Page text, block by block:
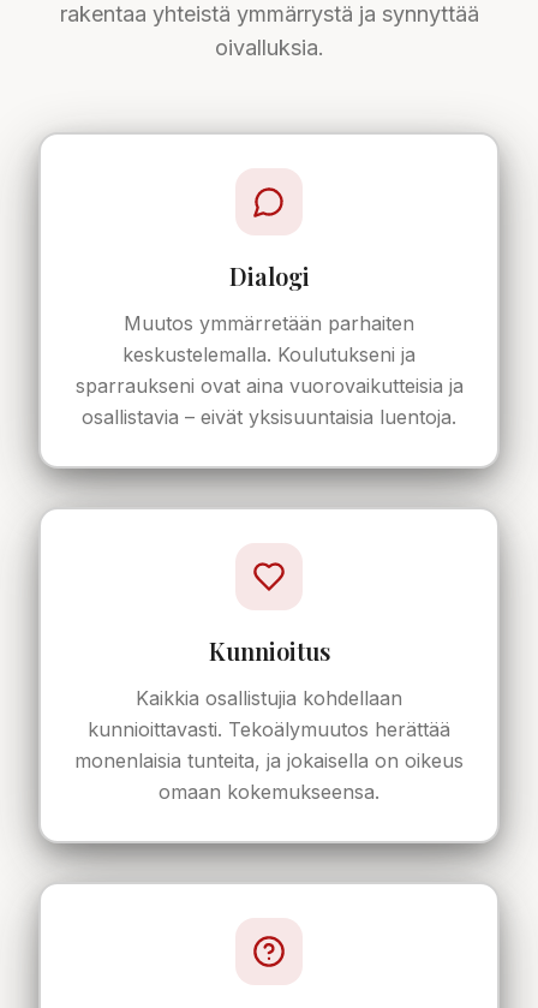
rakentaa yhteistä ymmärrystä ja synnyttää
oivalluksia.
Dialogi
Muutos ymmärretään parhaiten
keskustelemalla. Koulutukseni ja
sparraukseni ovat aina vuorovaikutteisia ja
osallistavia – eivät yksisuuntaisia luentoja.
Kunnioitus
Kaikkia osallistujia kohdellaan
kunnioittavasti. Tekoälymuutos herättää
monenlaisia tunteita, ja jokaisella on oikeus
omaan kokemukseensa.